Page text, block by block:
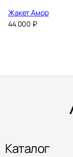
Жакет Амор
44 000 ₽
Каталог